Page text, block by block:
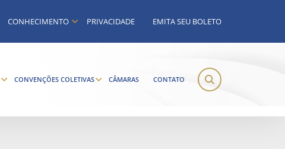
CONHECIMENTO PRIVACIDADE EMITA SEU BOLETO
CONVENÇÕES COLETIVAS CÂMARAS CONTATO